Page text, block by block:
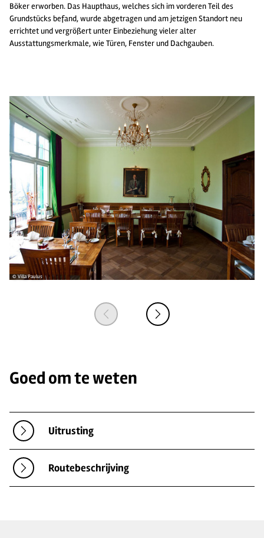
Böker erworben. Das Haupthaus, welches sich im vorderen Teil des
Grundstücks befand, wurde abgetragen und am jetzigen Standort neu
errichtet und vergrößert unter Einbeziehung vieler alter
Ausstattungsmerkmale, wie Türen, Fenster und Dachgauben.
© Villa Paulus
Goed om te weten
Uitrusting
Routebeschrijving